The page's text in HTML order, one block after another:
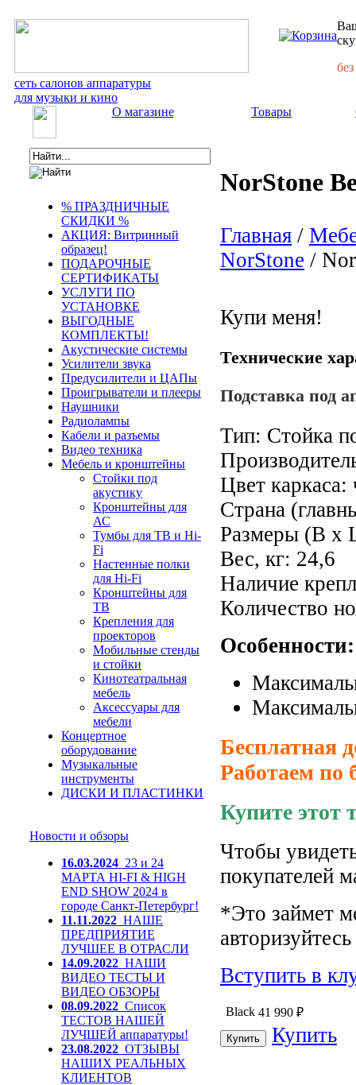
сеть салонов аппаратуры
для музыки и кино
О магазине Товары
% ПРАЗДНИЧНЫЕ
СКИДКИ %
АКЦИЯ: Витринный
образец!
ПОДАРОЧНЫЕ
СЕРТИФИКАТЫ
УСЛУГИ ПО
УСТАНОВКЕ
ВЫГОДНЫЕ
КОМПЛЕКТЫ!
Акустические системы
Усилители звука
Предусилители и ЦАПы
Проигрыватели и плееры
Наушники
Радиолампы
Кабели и разъемы
Видео техника
Мебель и кронштейны
Стойки под
акустику
Кронштейны для
АС
Тумбы для ТВ и Hi-
Fi
Настенные полки
для Hi-Fi
Кронштейны для
ТВ
Крепления для
проекторов
Мобильные стенды
и стойки
Кинотеатральная
мебель
Аксессуары для
мебели
Концертное
оборудование
Музыкальные
инструменты
ДИСКИ И ПЛАСТИНКИ
Новости и обзоры
16.03.2024 23 и 24
МАРТА HI-FI & HIGH
END SHOW 2024 в
городе Санкт-Петербург!
11.11.2022 НАШЕ
ПРЕДПРИЯТИЕ
ЛУЧШЕЕ В ОТРАСЛИ
14.09.2022 НАШИ
ВИДЕО ТЕСТЫ И
ВИДЕО ОБЗОРЫ
08.09.2022 Список
ТЕСТОВ НАШЕЙ
ЛУЧШЕЙ аппаратуры!
23.08.2022 ОТЗЫВЫ
НАШИХ РЕАЛЬНЫХ
КЛИЕНТОВ
NorStone
Главная /
NorStone /
Купи меня!
Технические
Подставка под
Тип: Стойка
Цвет
Страна
Размеры (В x
Вес, кг: 24,6
Наличие
Количество
Особенности:
Бесплатная
Работаем по
Купите этот
Чтобы
покупателей
*Это займет
Вступить в
Black 41 990 ₽
Купить